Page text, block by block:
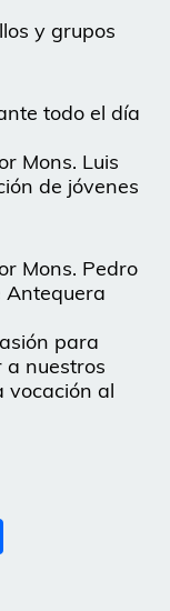
y grupos
todo el día
Mons. Luis
de jóvenes
Mons. Pedro
Antequera
para
nuestros
vocación al